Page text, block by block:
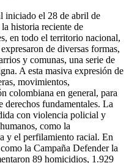
iniciado el 28 de abril de
historia reciente de
en todo el territorio nacional,
de diversas formas,
y comunas, una serie de
A esta masiva expresión de
movimientos,
colombiana en general, para
fundamentales. La
con violencia policial y
como la
y el perfilamiento racial. En
la Campaña Defender la
89 homicidios, 1.929